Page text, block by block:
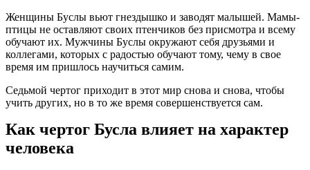
Женщины Буслы вьют гнездышко и заводят малышей. Мамы-
птицы не оставляют своих птенчиков без присмотра и всему
обучают их. Мужчины Буслы окружают себя друзьями и
коллегами, которых с радостью обучают тому, чему в свое
время им пришлось научиться самим.
Седьмой чертог приходит в этот мир снова и снова, чтобы
учить других, но в то же время совершенствуется сам.
Как чертог Бусла влияет на характер
человека